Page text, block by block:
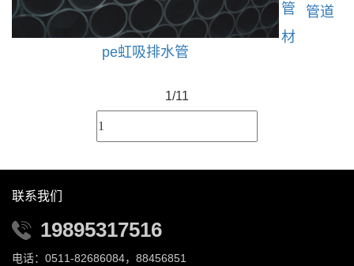
pe虹吸排水管
管
材
管道
1/11
联系我们
19895317516
电话：0511-82686084，88456851